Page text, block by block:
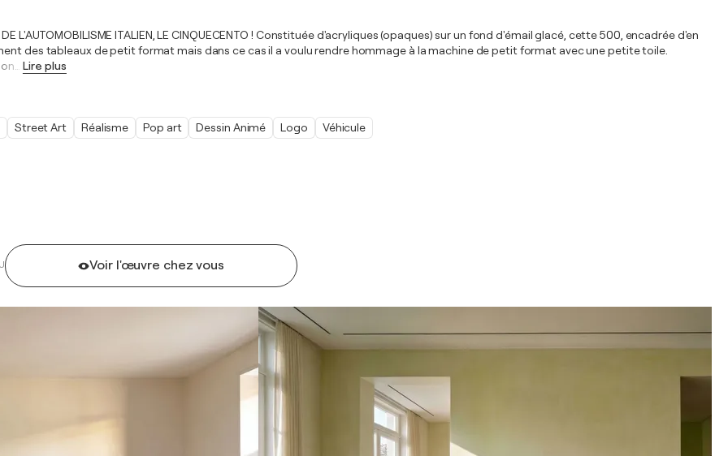
Voir l'œuvre chez vous
DE L'AUTOMOBILISME ITALIEN, LE CINQUECENTO ! Constituée d'acryliques (opaques) sur un fond d'émail glacé, cette 500, encadrée d'en
des tableaux de petit format mais dans ce cas il a voulu rendre hommage à la machine de petit format avec une petite toile.
Lire plus
Street Art Réalisme Pop art Dessin Animé Logo Véhicule